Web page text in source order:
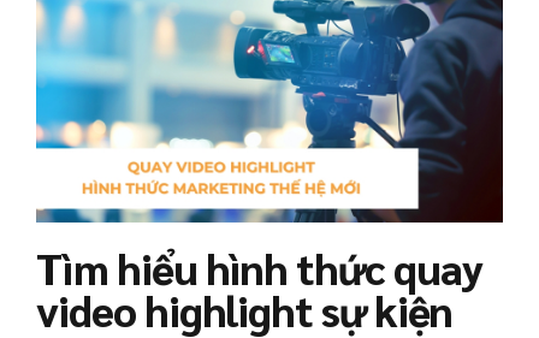
Tìm hiểu hình thức quay
video highlight sự kiện